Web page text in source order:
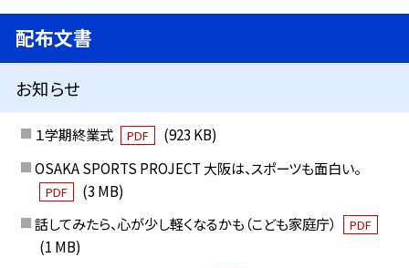
配布文書
お知らせ
１学期終業式 PDF
(923 KB)
OSAKA SPORTS PROJECT 大阪は、スポーツも面白い。
PDF
(3 MB)
話してみたら、心が少し軽くなるかも（こども家庭庁）
PDF
(1 MB)